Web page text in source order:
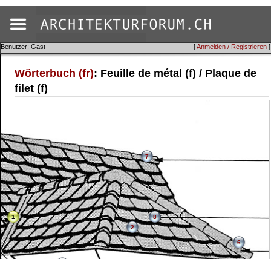
[Anmelden / Registrieren ]
Benutzer: Gast
Wörterbuch (fr): Feuille de métal (f) / Plaque de
filet (f)
1
2
6
7
8